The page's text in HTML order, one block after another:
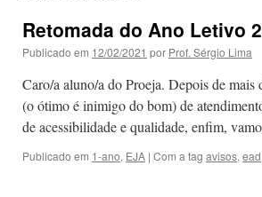
Retomada do Ano Letivo
Publicado em 12/02/2021 por Prof. Sérgio Lima
Caro/a aluno/a do Proeja. Depois de mais
(o ótimo é inimigo do bom) de
de acessibilidade e qualidade, enfim,
Publicado em 1-ano, EJA | Com a tag avisos, ead